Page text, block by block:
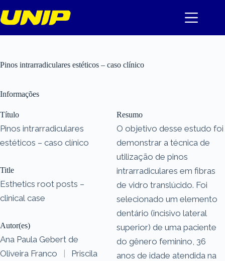
para
o
Pinos intrarradiculares estéticos – caso clínico
Informações
Título
Pinos intrarradiculares
estéticos – caso clínico
Title
Esthetics root posts –
clinical case
Autor(es)
Ana Paula Gebert de
Oliveira Franco
|
Priscila
Resumo
O objetivo desse estudo foi
demonstrar a técnica de
utilização de pinos
intrarradiculares em fibras
de vidro translúcido. Foi
selecionado um elemento
dentário (incisivo lateral
superior) de uma paciente
do gênero feminino, 36
anos de idade atendida na